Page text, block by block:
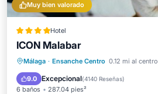
Muy bien valorado
Hotel
ICON Malabar
Málaga · Ensanche Centro 0.12 mi al centro
9.0 Excepcional(4140 Reseñas)
6 baños 287.04 pies²
Desayuno
Aparcamiento
Balcón/Terraza